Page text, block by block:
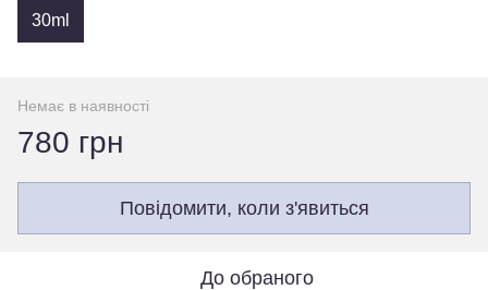
30ml
Немає в наявності
780 грн
Повідомити, коли з'явиться
До обраного